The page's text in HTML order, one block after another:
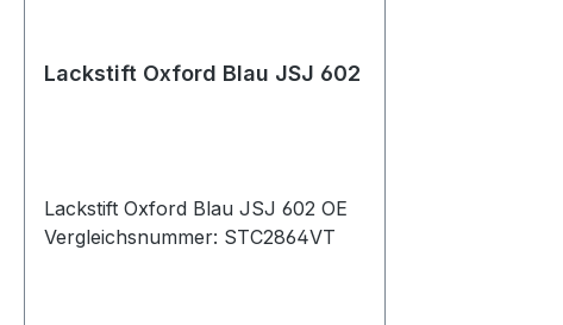
Lackstift Oxford Blau JSJ 602
Lackstift Oxford Blau JSJ 602 OE
Vergleichsnummer: STC2864VT